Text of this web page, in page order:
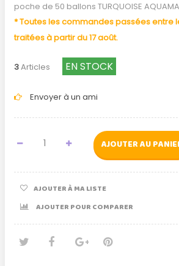
poche de 50 ballons TURQUOISE
* Toutes les commandes passées entre
traitées à partir du 17 août.
3Articles EN STOCK
Envoyer à un ami
AJOUTER AU
AJOUTER À MA LISTE
AJOUTER POUR COMPARER